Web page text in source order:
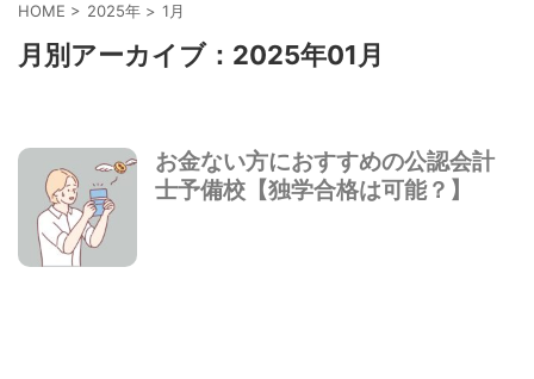
HOME > 2025年 > 1月
月別アーカイブ：2025年01月
お金ない方におすすめの公認会計
士予備校【独学合格は可能？】